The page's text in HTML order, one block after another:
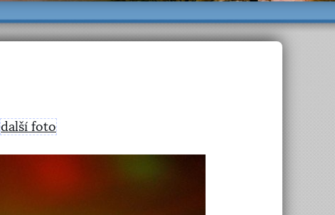
další foto